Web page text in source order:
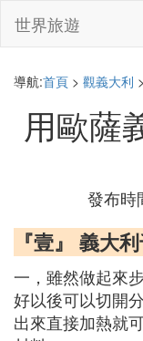
世界旅遊
導航:首頁 > 觀義大利
用歐薩
發布時
『壹』 義大
一，雖然做起來
好以後可以切開
出來直接加熱就